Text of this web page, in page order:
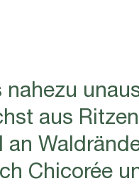
nahezu
aus
Chicorée